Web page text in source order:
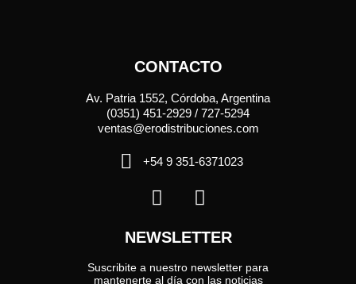
CONTACTO
Av. Patria 1552, Córdoba, Argentina
(0351) 451-2929 / 727-5294
ventas@erodistribuciones.com
+54 9 351-6371023
NEWSLETTER
Suscribite a nuestro newsletter para
mantenerte al día con las noticias